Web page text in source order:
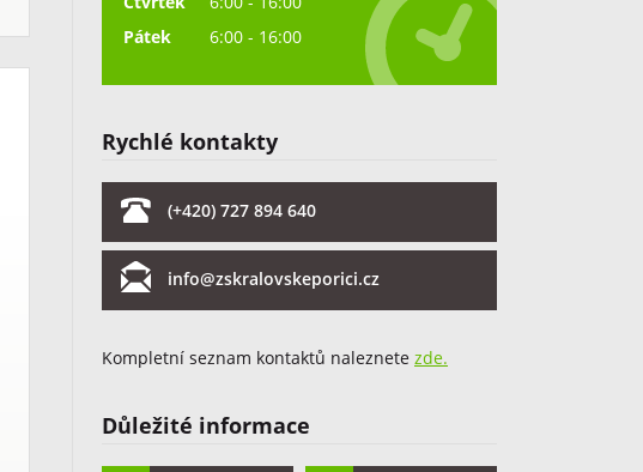
Pátek
6:00 - 16:00
Rychlé kontakty
(+420) 727 894 640
info@zskralovskeporici.cz
Kompletní seznam kontaktů naleznete zde.
Důležité informace